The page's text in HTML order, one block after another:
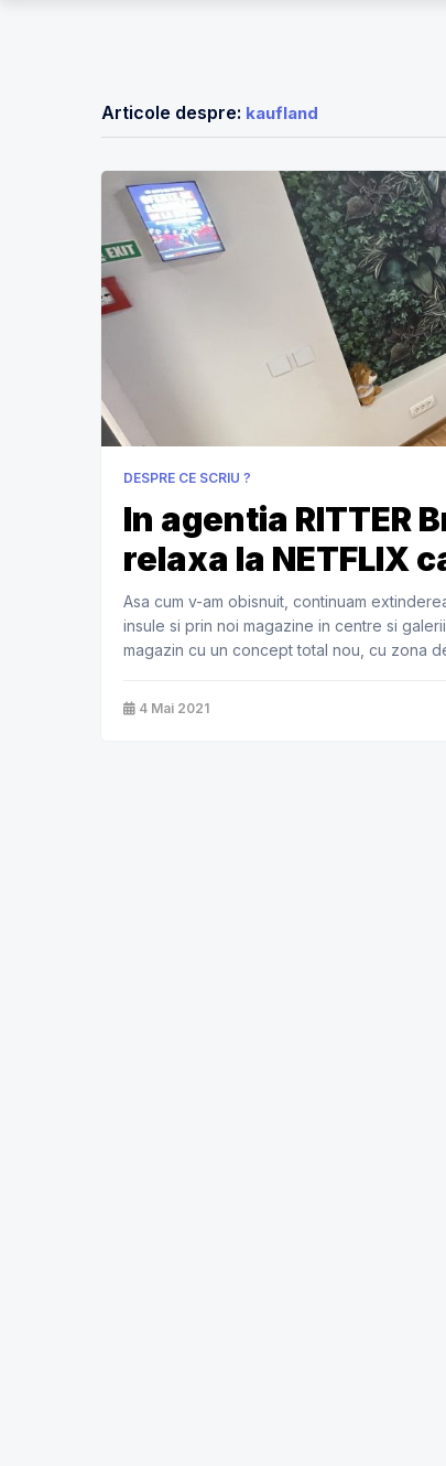
Articole despre: kaufland
DESPRE CE SCRIU ?
In agentia RITTER
relaxa la NETFLIX
Asa cum v-am obisnuit, continuam
insule si prin noi magazine in centre si
magazin cu un concept total nou, cu zona
4 Mai 2021